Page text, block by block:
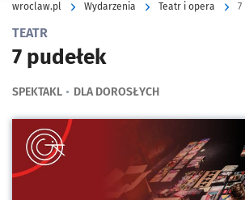
wroclaw.pl Wydarzenia Teatr i opera 7
TEATR
7 pudełek
SPEKTAKL DLA DOROSŁYCH
Kliknij, aby powiększyć